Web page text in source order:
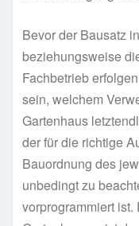
Bevor der Bausatz
beziehungsweise
Fachbetrieb
sein, welchem
Gartenhaus
der für die richtige
Bauordnung des
unbedingt zu
vorprogrammiert